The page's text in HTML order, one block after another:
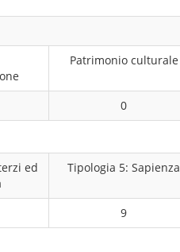
Patrimonio culturale
0
ed
Tipologia 5: Sapienza
9